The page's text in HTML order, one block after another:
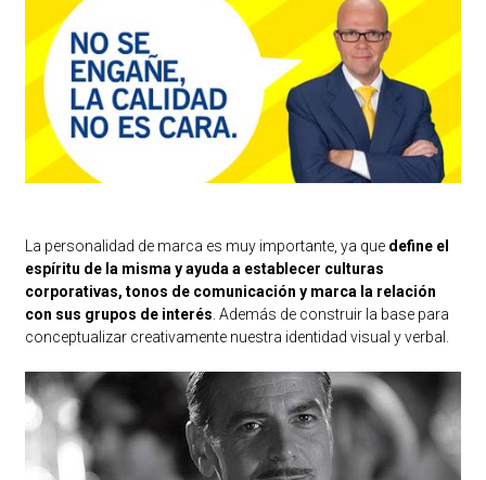
La personalidad de marca es muy importante, ya quedefine el
espíritu de la misma y ayuda a establecer culturas
corporativas, tonos de comunicación y marca la relación
con sus grupos de interés. Además de construir la base para
conceptualizar creativamente nuestra identidad visual y verbal.